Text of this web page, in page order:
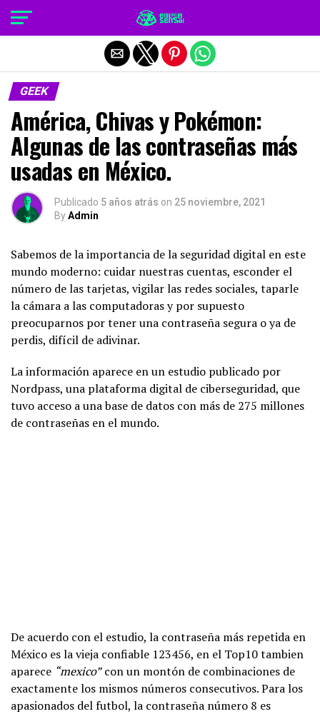
GEEK
América, Chivas y Pokémon:
Algunas de las contraseñas más
usadas en México.
Publicado 5 años atrás on 25 noviembre, 2021
ByAdmin
Sabemos de la importancia de la seguridad digital en este
mundo moderno: cuidar nuestras cuentas, esconder el
número de las tarjetas, vigilar las redes sociales, taparle
la cámara a las computadoras y por supuesto
preocuparnos por tener una contraseña segura o ya de
perdis, difícil de adivinar.
La información aparece en un estudio publicado por
Nordpass, una plataforma digital de ciberseguridad, que
tuvo acceso a una base de datos con más de 275 millones
de contraseñas en el mundo.
De acuerdo con el estudio, la contraseña más repetida en
México es la vieja confiable 123456, en el Top10 tambien
aparece “mexico”con un montón de combinaciones de
exactamente los mismos números consecutivos. Para los
apasionados del futbol, la contraseña número 8 es
Salir de la versión móvil